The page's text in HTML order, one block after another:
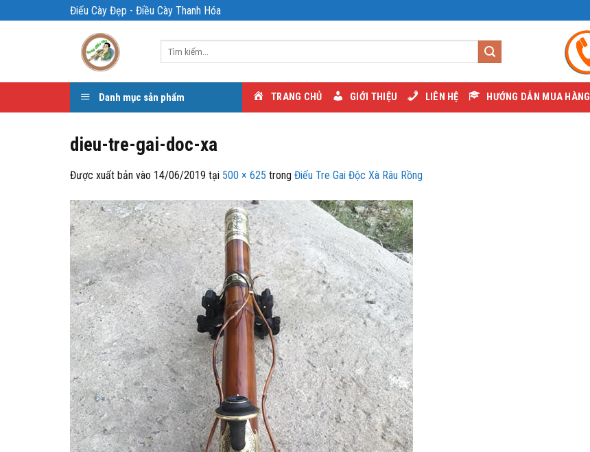
qua
Điếu Cày Đẹp - Điều Cày Thanh Hóa
Danh mục sản phẩm TRANG CHỦ GIỚI THIỆU LIÊN HỆ HƯỚNG DẪN MUA HÀNG
dieu-tre-gai-doc-xa
Được xuất bản vào 14/06/2019 tại 500 × 625 trong Điếu Tre Gai Độc Xà Râu Rồng